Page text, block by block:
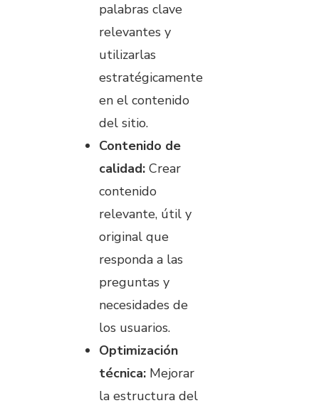
palabras clave
relevantes y
utilizarlas
estratégicamente
en el contenido
del sitio.
Contenido de
calidad: Crear
contenido
relevante, útil y
original que
responda a las
preguntas y
necesidades de
los usuarios.
Optimización
técnica: Mejorar
la estructura del